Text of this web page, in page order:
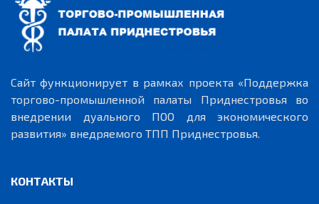
Сайт функционирует в рамках проекта «Поддержка
торгово-промышленной палаты Приднестровья во
внедрении дуального ПОО для экономического
развития» внедряемого ТПП Приднестровья.
КОНТАКТЫ